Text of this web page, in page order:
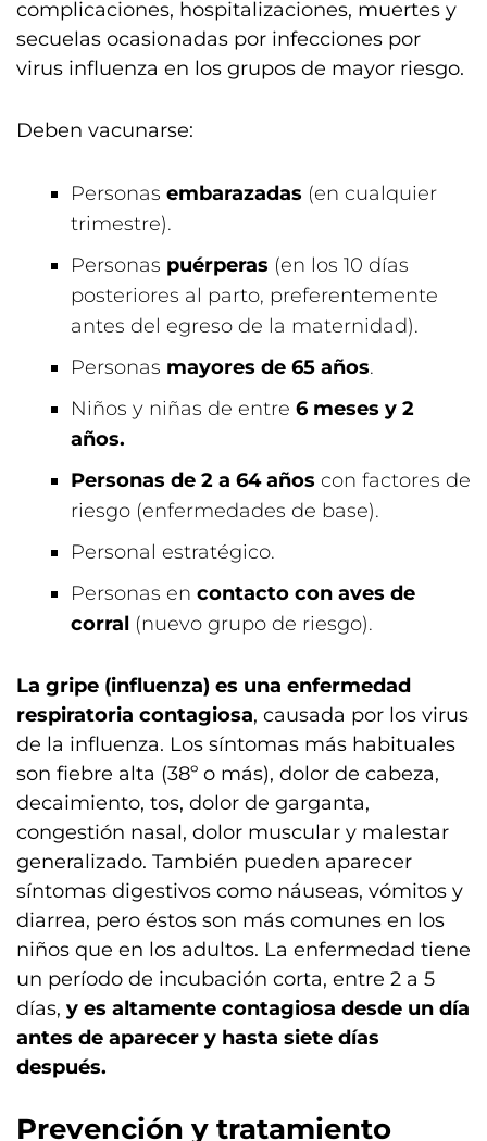
complicaciones, hospitalizaciones, muertes y
secuelas ocasionadas por infecciones por
virus influenza en los grupos de mayor riesgo.
Deben vacunarse:
Personas embarazadas (en cualquier
trimestre).
Personas puérperas (en los 10 días
posteriores al parto, preferentemente
antes del egreso de la maternidad).
Personas mayores de 65 años.
Niños y niñas de entre 6 meses y 2
años.
Personas de 2 a 64 años con factores de
riesgo (enfermedades de base).
Personal estratégico.
Personas en contacto con aves de
corral (nuevo grupo de riesgo).
La gripe (influenza) es una enfermedad
respiratoria contagiosa, causada por los virus
de la influenza. Los síntomas más habituales
son fiebre alta (38º o más), dolor de cabeza,
decaimiento, tos, dolor de garganta,
congestión nasal, dolor muscular y malestar
generalizado. También pueden aparecer
síntomas digestivos como náuseas, vómitos y
diarrea, pero éstos son más comunes en los
niños que en los adultos. La enfermedad tiene
un período de incubación corta, entre 2 a 5
días, y es altamente contagiosa desde un día
antes de aparecer y hasta siete días
después.
Prevención y tratamiento